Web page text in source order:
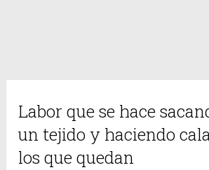
Labor que se hace
un tejido y haciendo
los que quedan